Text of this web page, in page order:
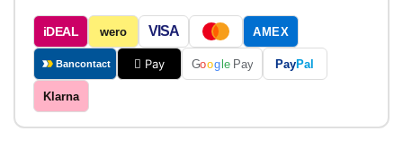
iDEAL wero VISA AMEX
Bancontact  Pay Goog le Pay PayPal
Klarna